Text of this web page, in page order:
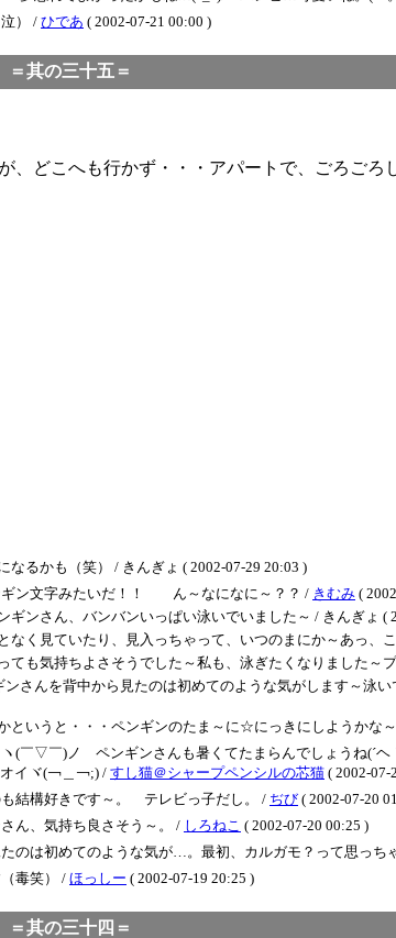
） /ひであ ( 2002-07-21 00:00 )
其の三十五＝
、どこへも行かず・・・アパートで、ごろごろ
るかも（笑） / きんぎょ ( 2002-07-29 20:03 )
ギン文字みたいだ！！ ん～なになに～？？ / きむみ (
ンさん、バンバンいっぱい泳いでいました～ / きんぎょ (
く見ていたり、見入っちゃって、いつのまにか～あっ、
も気持ちよさそうでした～私も、泳ぎたくなりました～
さんを背中から見たのは初めてのような気がします～泳
いうと・・・ペンギンのたま～に☆にっきにしようかな
ヽ(￣▽￣)ノ ペンギンさんも暑くてたまらんでしょうね
イヾ(￢＿￢;) / すし猫＠シャープペンシルの芯猫 ( 2002-07-
結構好きです～。 テレビっ子だし。 / ぢび ( 2002-07-20
ん、気持ち良さそう～。 / しろねこ ( 2002-07-20 00:25 )
のは初めてのような気が…。最初、カルガモ？って思っち
毒笑） / ほっしー ( 2002-07-19 20:25 )
其の三十四＝